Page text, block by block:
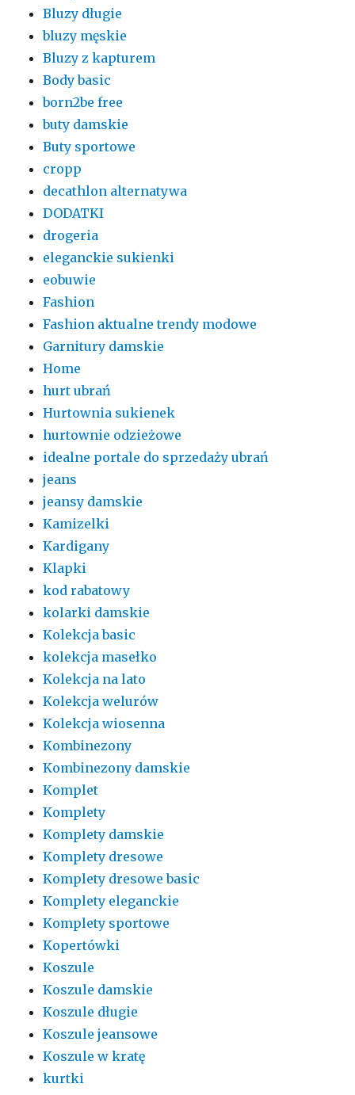
Bluzy długie
bluzy męskie
Bluzy z kapturem
Body basic
born2be free
buty damskie
Buty sportowe
cropp
decathlon alternatywa
DODATKI
drogeria
eleganckie sukienki
eobuwie
Fashion
Fashion aktualne trendy modowe
Garnitury damskie
Home
hurt ubrań
Hurtownia sukienek
hurtownie odzieżowe
idealne portale do sprzedaży ubrań
jeans
jeansy damskie
Kamizelki
Kardigany
Klapki
kod rabatowy
kolarki damskie
Kolekcja basic
kolekcja masełko
Kolekcja na lato
Kolekcja welurów
Kolekcja wiosenna
Kombinezony
Kombinezony damskie
Komplet
Komplety
Komplety damskie
Komplety dresowe
Komplety dresowe basic
Komplety eleganckie
Komplety sportowe
Kopertówki
Koszule
Koszule damskie
Koszule długie
Koszule jeansowe
Koszule w kratę
kurtki